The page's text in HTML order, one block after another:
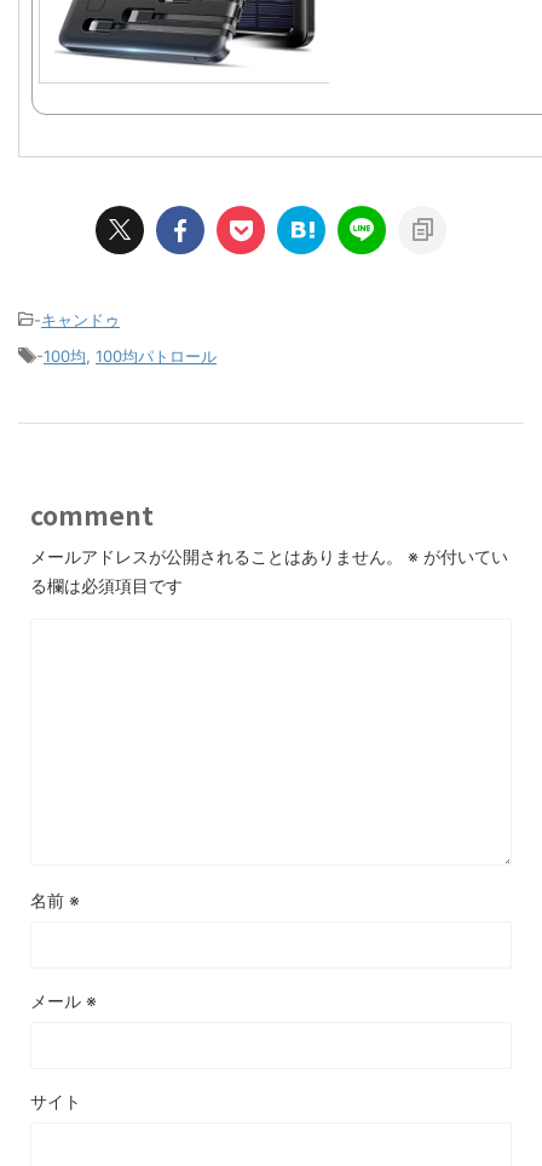
-キャンドゥ
-100均, 100均パトロール
comment
メールアドレスが公開されることはありません。 ※ が付いてい
る欄は必須項目です
名前 ※
メール ※
サイト